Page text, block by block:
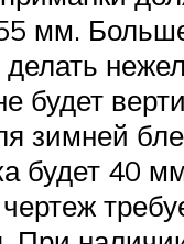
мм.
будет
зимней
будет 40